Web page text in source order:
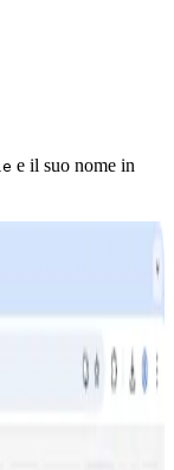
e il suo nome in